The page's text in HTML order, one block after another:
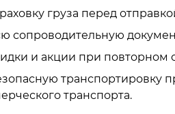
груза перед
сопроводительную
и акции при повторном
транспортировку
транспорта.